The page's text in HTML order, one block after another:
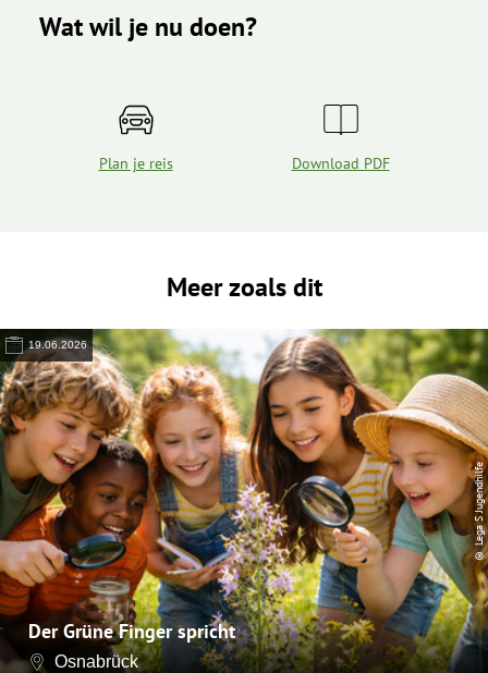
Wat wil je nu doen?
Plan je reis Download PDF
Meer zoals dit
19.06.2026
Der Grüne Finger spricht
Osnabrück
© Lega S Jugendhilfe